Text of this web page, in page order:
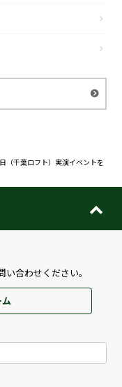
（千葉ロフト）実演イベントを
合わせください。